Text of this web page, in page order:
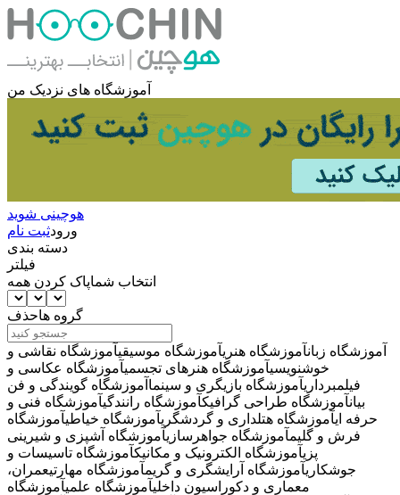
آموزشگاه های نزدیک من
هوچینی شوید
ورودثبت نام
دسته بندی
فیلتر
انتخاب شماپاک کردن همه
گروه هاحذف
آموزشگاه زبانآموزشگاه هنریآموزشگاه موسیقیآموزشگاه نقاشی و
خوشنویسیآموزشگاه هنرهای تجسمیآموزشگاه عکاسی و
فیلمبرداریآموزشگاه بازیگری و سینما آموزشگاه گویندگی و فن
بیانآموزشگاه طراحی گرافیکآموزشگاه رانندگیآموزشگاه فنی و
حرفه ایآموزشگاه هتلداری و گردشگریآموزشگاه خیاطیآموزشگاه
فرش و گلیمآموزشگاه جواهرسازیآموزشگاه آشپزی و شیرینی
پزیآموزشگاه الکترونیک و مکانیکآموزشگاه تاسیسات و
جوشکاریآموزشگاه آرایشگری و گریمآموزشگاه مهارتیعمران،
معماری و دکوراسیون داخلیآموزشگاه علمیآموزشگاه